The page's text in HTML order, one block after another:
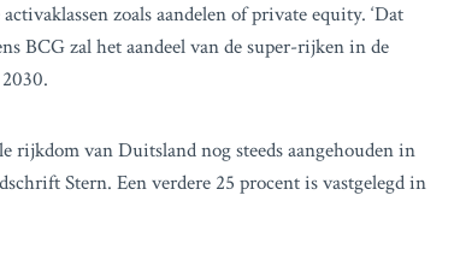
zoals aandelen of private equity. ‘Dat
BCG zal het aandeel van de super-rijken in de
rijkdom van Duitsland nog steeds aangehouden in
Stern. Een verdere 25 procent is vastgelegd in